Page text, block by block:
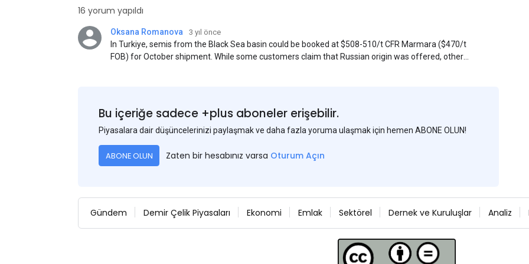
16 yorum yapıldı
Oksana Romanova 3 yıl önce
In Turkiye, semis from the Black Sea basin could be booked at $508-510/t CFR Marmara ($470/t
FOB) for October shipment. While some customers claim that Russian origin was offered, other
publication. This was a re-export of Donbas material provided by a Russian mill.
Bu içeriğe sadece +plus aboneler erişebilir.
Piyasalara dair düşüncelerinizi paylaşmak ve daha fazla yoruma ulaşmak için hemen ABONE OLUN!
ABONE OLUN Zaten bir hesabınız varsa Oturum Açın
Gündem Demir Çelik Piyasaları Ekonomi Emlak Sektörel Dernek ve Kuruluşlar Analiz